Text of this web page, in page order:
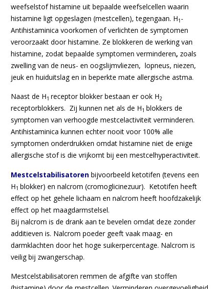
weefselstof histamine uit bepaalde weefselcellen waarin
histamine ligt opgeslagen (mestcellen), tegengaan. H1 -
Antihistaminica voorkomen of verlichten de symptomen
veroorzaakt door histamine. Ze blokkeren de werking van
histamine, zodat bepaalde symptomen verminderen, zoals
zwelling van de neus- en oogslijmvliezen, lopneus, niezen,
jeuk en huiduitslag en in beperkte mate allergische astma.
Naast de H1 receptor blokker bestaan er ook H2
receptorblokkers. Zij kunnen net als de H1 blokkers de
symptomen van verhoogde mestcelactiviteit verminderen.
Antihistaminica kunnen echter nooit voor 100% alle
symptomen onderdrukken omdat histamine niet de enige
allergische stof is die vrijkomt bij een mestcelhyperactiviteit.
Mestcelstabilisatoren bijvoorbeeld ketotifen (tevens een
H1 blokker) en nalcrom (cromoglicinezuur). Ketotifen heeft
effect op het gehele lichaam en nalcrom heeft hoofdzakelijk
effect op het maagdarmstelsel.
Bij nalcrom is de drank aan te bevelen omdat deze zonder
additieven is. Nalcrom poeder geeft vaak maag- en
darmklachten door het hoge suikerpercentage. Nalcrom is
veilig bij zwangerschap.
Mestcelstabilisatoren remmen de afgifte van stoffen